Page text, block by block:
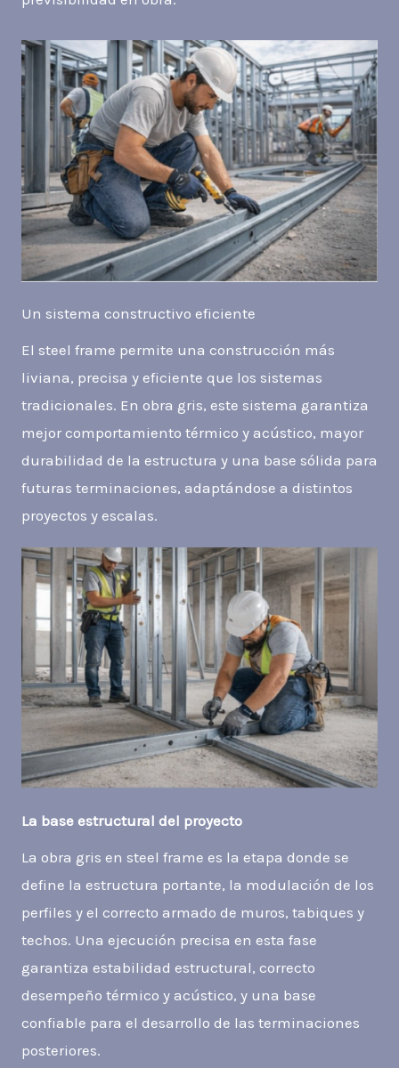
Un sistema constructivo eficiente
El steel frame permite una construcción más
liviana, precisa y eficiente que los sistemas
tradicionales. En obra gris, este sistema garantiza
mejor comportamiento térmico y acústico, mayor
durabilidad de la estructura y una base sólida para
futuras terminaciones, adaptándose a distintos
proyectos y escalas.
La base estructural del proyecto
La obra gris en steel frame es la etapa donde se
define la estructura portante, la modulación de los
perfiles y el correcto armado de muros, tabiques y
techos. Una ejecución precisa en esta fase
garantiza estabilidad estructural, correcto
desempeño térmico y acústico, y una base
confiable para el desarrollo de las terminaciones
posteriores.